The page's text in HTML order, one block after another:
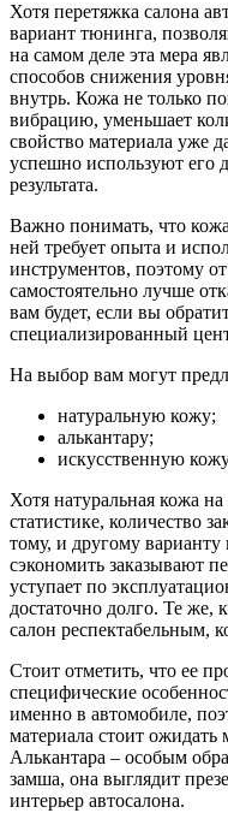
Хотя перетяжка салона
вариант тюнинга,
на самом деле эта мера
способов снижения
внутрь. Кожа не только
вибрацию, уменьшает
свойство материала уже
успешно используют его
результата.
Важно понимать, что
ней требует опыта и
инструментов, поэтому
самостоятельно лучше
вам будет, если вы
специализированный
На выбор вам могут
натуральную кожу;
алькантару;
искусственную
Хотя натуральная кожа
статистике, количество
тому, и другому
сэкономить заказывают
уступает по
достаточно долго. Те же,
салон респектабельным,
Стоит отметить, что ее
специфические
именно в автомобиле,
материала стоит ожидать
Алькантара – особым
замша, она выглядит
интерьер автосалона.